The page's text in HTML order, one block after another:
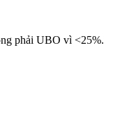
phải UBO vì <25%.